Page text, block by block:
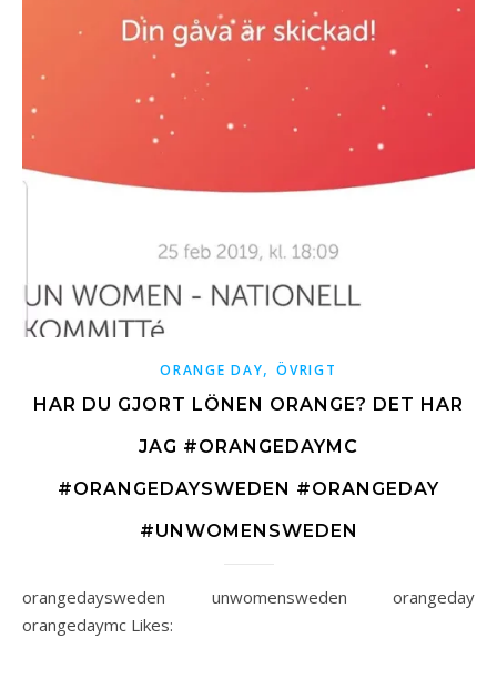
ORANGE DAY,ÖVRIGT
HAR DU GJORT LÖNEN ORANGE? DET HAR
JAG #ORANGEDAYMC
#ORANGEDAYSWEDEN #ORANGEDAY
#UNWOMENSWEDEN
orangedaysweden unwomensweden orangeday
orangedaymc Likes: